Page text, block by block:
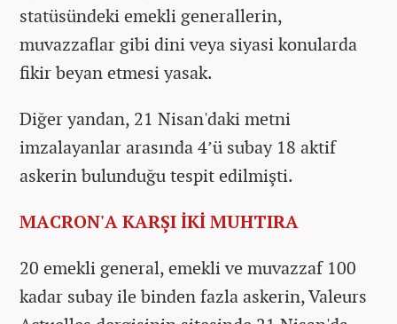
statüsündeki emekli generallerin,
muvazzaflar gibi dini veya siyasi konularda
fikir beyan etmesi yasak.
Diğer yandan, 21 Nisan'daki metni
imzalayanlar arasında 4’ü subay 18 aktif
askerin bulunduğu tespit edilmişti.
MACRON'A KARŞI İKİ MUHTIRA
20 emekli general, emekli ve muvazzaf 100
kadar subay ile binden fazla askerin, Valeurs